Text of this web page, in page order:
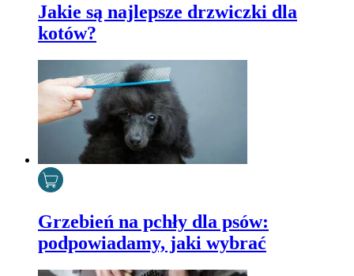
Jakie są najlepsze drzwiczki dla
kotów?
Grzebień na pchły dla psów:
podpowiadamy, jaki wybrać